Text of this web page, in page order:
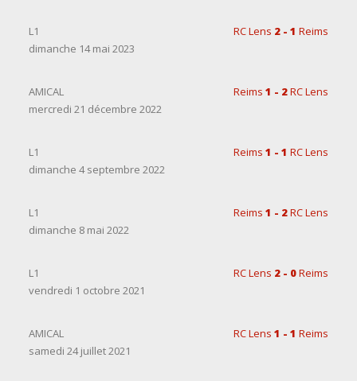
L1 RC Lens 2 - 1 Reims
dimanche 14 mai 2023
AMICAL Reims 1 - 2RC Lens
mercredi 21 décembre 2022
L1 Reims 1 - 1 RC Lens
dimanche 4 septembre 2022
L1 Reims 1 - 2RC Lens
dimanche 8 mai 2022
L1 RC Lens 2 - 0Reims
vendredi 1 octobre 2021
AMICAL RC Lens 1 - 1 Reims
samedi 24 juillet 2021